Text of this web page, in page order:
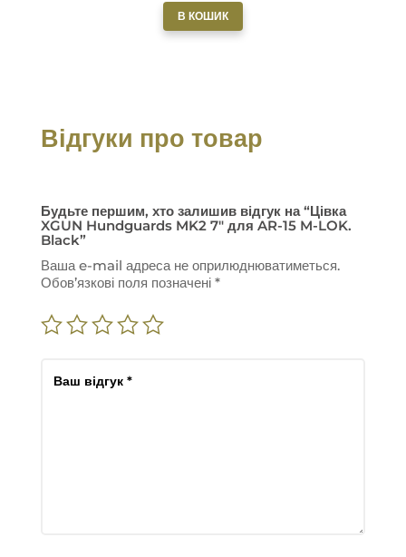
В КОШИК
Відгуки про товар
Будьте першим, хто залишив відгук на “Цівка
XGUN Hundguards MK2 7″ для AR-15 M-LOK.
Black”
Ваша e-mail адреса не оприлюднюватиметься.
Обов’язкові поля позначені *